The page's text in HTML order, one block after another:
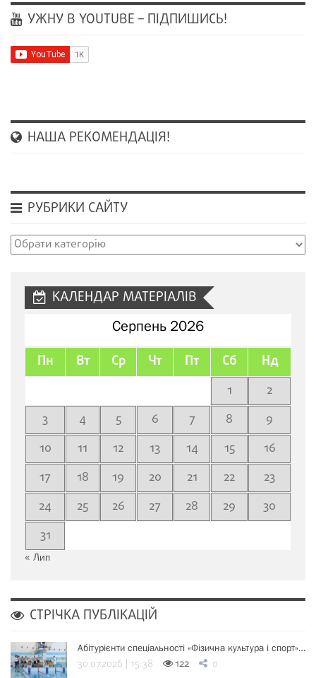
УЖНУ В YOUTUBE – ПІДПИШИСЬ!
НАША РЕКОМЕНДАЦІЯ!
РУБРИКИ САЙТУ
Рубрики
КАЛЕНДАР МАТЕРІАЛІВ
Серпень 2026
Пн Вт Ср Чт Пт Сб Нд
1
2
3
4 5 6 7 8
9
10
11 12 13 14 15
16
17
18 19 20 21 22
23
24
25 26 27 28 29
30
31
« Лип
СТРІЧКА ПУБЛІКАЦІЙ
Абітурієнти спеціальності «Фізична культура і спорт»…
30.07.2026 | 15:38 122 0